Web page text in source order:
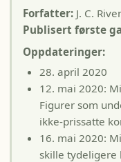
Forfatter: J. C.
Publisert første
Oppdateringer:
28. april 2020
12. mai 2020:
Figurer som
ikke-prissatte
16. mai 2020:
skille tydeligere